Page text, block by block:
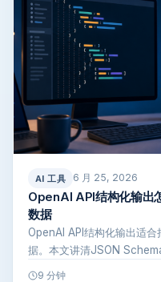
AI 工具 6 月 25, 2026
OpenAI API结构化输出
数据
OpenAI API结构化输出适
据。本文讲清JSON
9 分钟